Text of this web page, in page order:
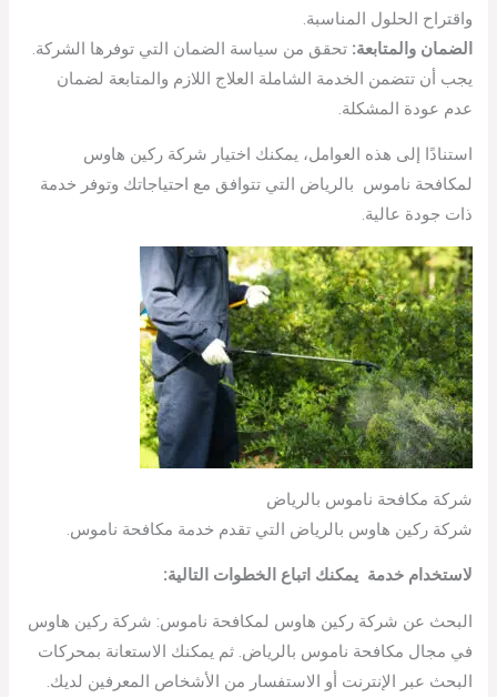
واقتراح الحلول المناسبة.
الضمان والمتابعة: تحقق من سياسة الضمان التي توفرها الشركة.
يجب أن تتضمن الخدمة الشاملة العلاج اللازم والمتابعة لضمان
عدم عودة المشكلة.
استنادًا إلى هذه العوامل، يمكنك اختيار شركة ركين هاوس
لمكافحة ناموس بالرياض التي تتوافق مع احتياجاتك وتوفر خدمة
ذات جودة عالية.
شركة مكافحة ناموس بالرياض
شركة ركين هاوس بالرياض التي تقدم خدمة مكافحة ناموس.
لاستخدام خدمة يمكنك اتباع الخطوات التالية:
البحث عن شركة ركين هاوس لمكافحة ناموس: شركة ركين هاوس
في مجال مكافحة ناموس بالرياض. ثم يمكنك الاستعانة بمحركات
البحث عبر الإنترنت أو الاستفسار من الأشخاص المعرفين لديك.